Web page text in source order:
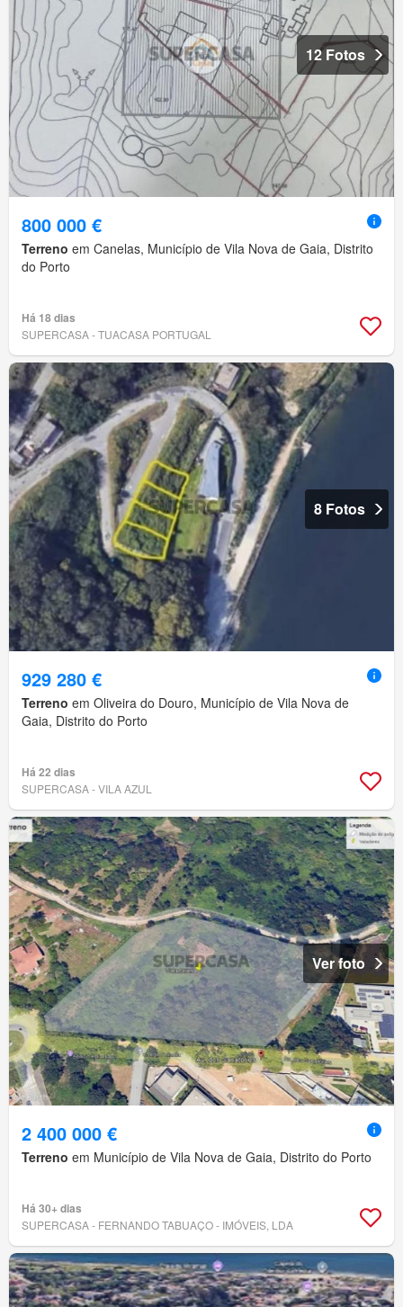
12 Fotos
800 000 €
Terreno em Canelas, Município de Vila Nova de Gaia, Distrito
do Porto
Há 18 dias
SUPERCASA - TUACASA PORTUGAL
8 Fotos
929 280 €
Terreno em Oliveira do Douro, Município de Vila Nova de
Gaia, Distrito do Porto
Há 22 dias
SUPERCASA - VILA AZUL
Ver foto
2 400 000 €
Terreno em Município de Vila Nova de Gaia, Distrito do Porto
Há 30+ dias
SUPERCASA - FERNANDO TABUAÇO - IMÓVEIS, LDA